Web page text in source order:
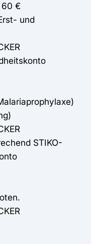
60 €
und
STIKO-